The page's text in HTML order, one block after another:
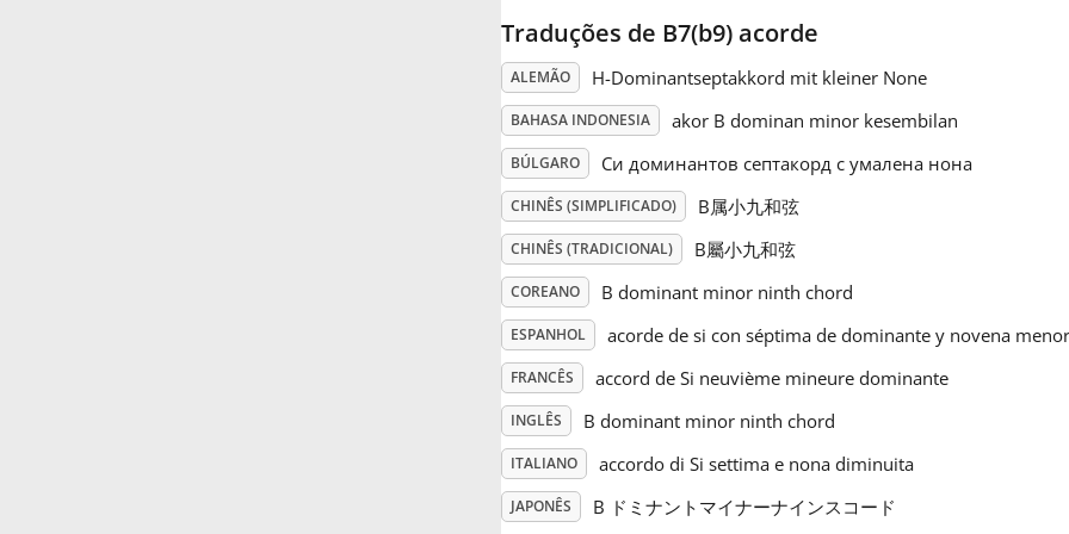
Traduções de B7(b9) acorde
ALEMÃO H-Dominantseptakkord mit kleiner None
BAHASA INDONESIA akor B dominan minor kesembilan
BÚLGARO Си доминантов септакорд с умалена нона
CHINÊS (SIMPLIFICADO) B属小九和弦
CHINÊS (TRADICIONAL) B屬小九和弦
COREANO B dominant minor ninth chord
ESPANHOL acorde de si con séptima de dominante y novena menor
FRANCÊS accord de Si neuvième mineure dominante
INGLÊS B dominant minor ninth chord
ITALIANO accordo di Si settima e nona diminuita
JAPONÊS B ドミナントマイナーナインスコード